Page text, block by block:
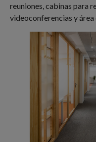
reuniones, cabinas para
videoconferencias y área